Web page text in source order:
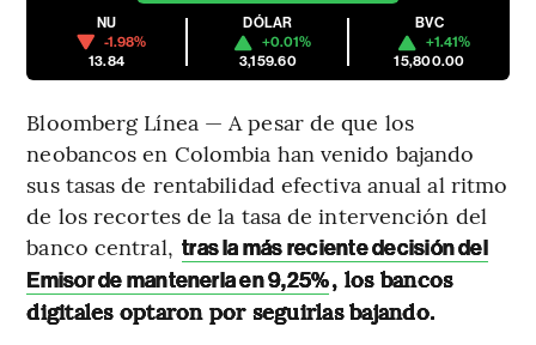
NU
-1.98%
13.84
DÓLAR
+0.01%
3,159.60
BVC
+1.41%
15,800.00
Bloomberg Línea — A pesar de que los
neobancos en Colombia han venido bajando
sus tasas de rentabilidad efectiva anual al ritmo
de los recortes de la tasa de intervención del
banco central, tras la más reciente decisión del
Emisor de mantenerla en 9,25%, los bancos
digitales optaron por seguirlas bajando.